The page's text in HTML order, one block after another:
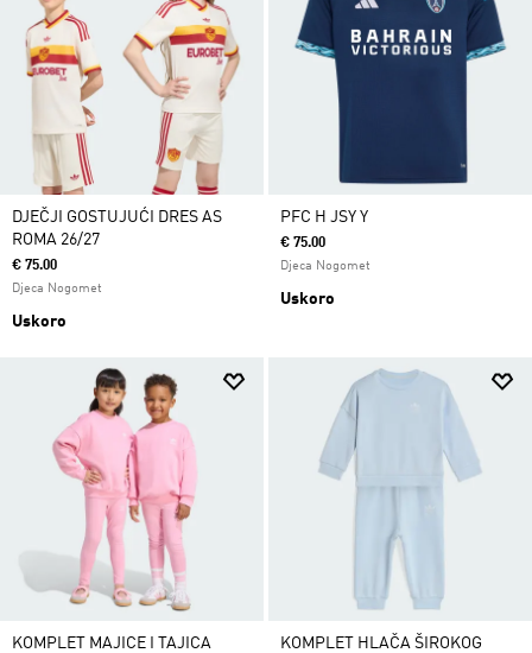
DJEČJI GOSTUJUĆI DRES AS
ROMA 26/27
€ 75.00
Djeca Nogomet
Uskoro
PFC H JSY Y
€ 75.00
Djeca Nogomet
Uskoro
KOMPLET MAJICE I TAJICA
KOMPLET HLAČA ŠIROKOG